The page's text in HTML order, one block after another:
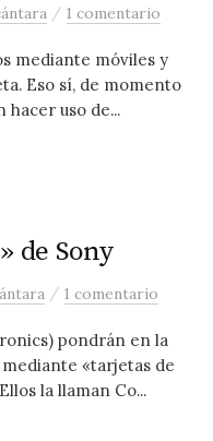
/1 comentario
mediante móviles y
Eso sí, de momento
hacer uso de...
de Sony
/1 comentario
pondrán en la
«tarjetas de
la llaman Co...